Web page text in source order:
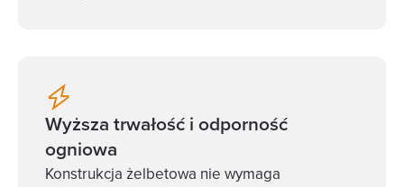
Wyższa trwałość i odporność
ogniowa
Konstrukcja żelbetowa nie wymaga